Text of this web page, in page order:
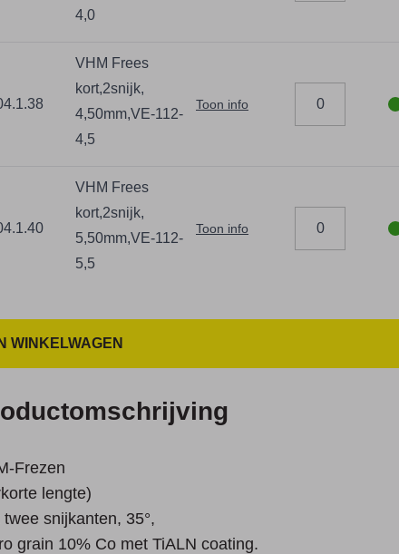
4,0
VHM Frees
kort,2snijk,
4,50mm,VE-112-
4,5
Toon info
VHM Frees
kort,2snijk,
5,50mm,VE-112-
5,5
Toon info
IN WINKELWAGEN
Frezen
lengte)
twee snijkanten, 35°,
grain 10% Co met TiALN coating.